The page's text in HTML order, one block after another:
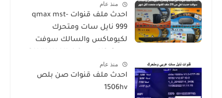
منذ عام
احدث ملف قنوات qmax mst-
999 نايل سات ومتحرك
لكيوماكس والسالك سوفت
Mini 2 USB-SALIK H3 Mini-Salik
H2 Plus
منذ عام
احدث ملف قنوات صن بلص
1506hv